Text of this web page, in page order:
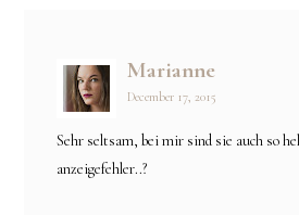
Marianne
December 17, 2015
Sehr seltsam, bei mir sind sie auch so
anzeigefehler..?